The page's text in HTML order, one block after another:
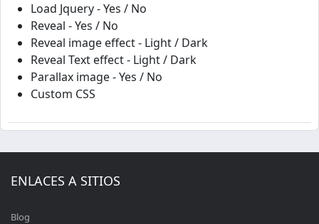
Load Jquery - Yes / No
Reveal - Yes / No
Reveal image effect - Light / Dark
Reveal Text effect - Light / Dark
Parallax image - Yes / No
Custom CSS
ENLACES A SITIOS
Blog